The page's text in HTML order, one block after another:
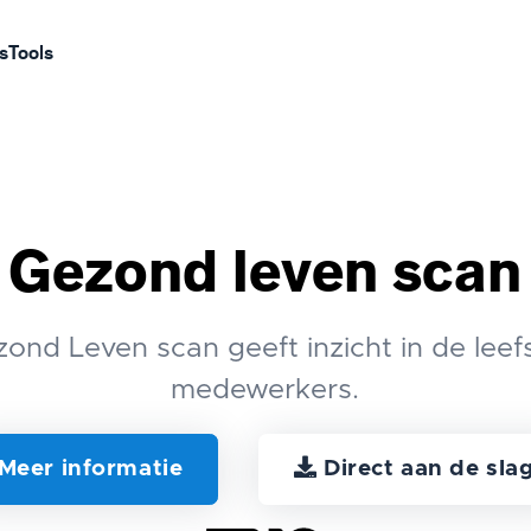
Tools
Gezond leven scan
Leven scan geeft inzicht in de
medewerkers.
Meer informatie Direct aan de